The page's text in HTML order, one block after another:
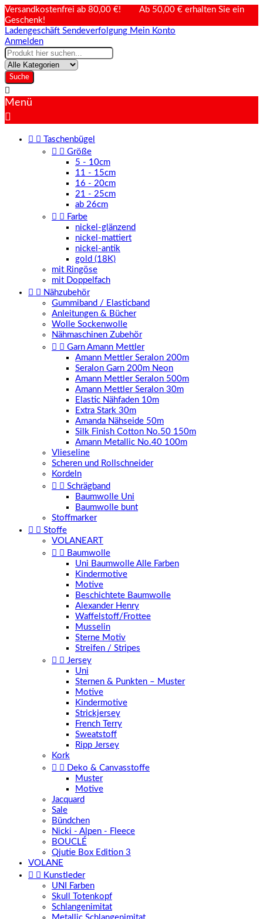
Versandkostenfrei ab 80,00 €! Ab 50,00 € erhalten Sie ein
Geschenk!
Ladengeschäft Sendeverfolgung Mein Konto
Anmelden
Suche

Menü

 
Taschenbügel
  Größe
5 - 10cm
11 - 15cm
16 - 20cm
21 - 25cm
ab 26cm
  Farbe
nickel-glänzend
nickel-mattiert
nickel-antik
gold (18K)
mit Ringöse
mit Doppelfach
  Nähzubehör
Gummiband / Elasticband
Anleitungen & Bücher
Wolle Sockenwolle
Nähmaschinen Zubehör
  Garn Amann Mettler
Amann Mettler Seralon 200m
Seralon Garn 200m Neon
Amann Mettler Seralon 500m
Amann Mettler Seralon 30m
Elastic Nähfaden 10m
Extra Stark 30m
Amanda Nähseide 50m
Silk Finish Cotton No.50 150m
Amann Metallic No.40 100m
Vlieseline
Scheren und Rollschneider
Kordeln
  Schrägband
Baumwolle Uni
Baumwolle bunt
Stoffmarker
  Stoffe
VOLANEART
  Baumwolle
Uni Baumwolle Alle Farben
Kindermotive
Motive
Beschichtete Baumwolle
Alexander Henry
Waffelstoff/Frottee
Musselin
Sterne Motiv
Streifen / Stripes
  Jersey
Uni
Sternen & Punkten – Muster
Motive
Kindermotive
Strickjersey
French Terry
Sweatstoff
Ripp Jersey
Kork
  Deko & Canvasstoffe
Muster
Motive
Jacquard
Sale
Bündchen
Nicki - Alpen - Fleece
BOUCLÉ
Qjutie Box Edition 3
VOLANE
  Kunstleder
UNI Farben
Skull Totenkopf
Schlangenimitat